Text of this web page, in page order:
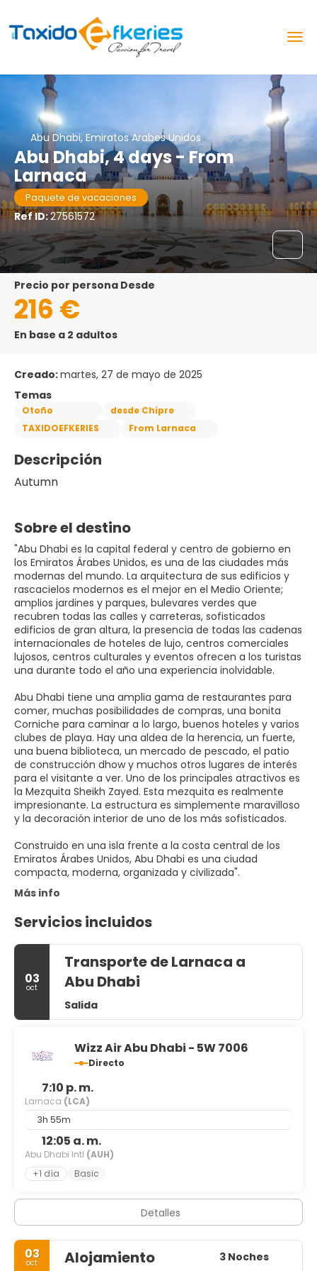
Abu Dhabi, Emiratos Arabes Unidos
Abu Dhabi, 4 days - From
Larnaca
Paquete de vacaciones
Ref ID:27561572
precio por persona Desde
216 €
En base a 2 adultos
Creado:martes, 27 de mayo de 2025
Temas
Otoño
desde Chipre
TAXIDOEFKERIES
From Larnaca
Descripción
Autumn
Sobre el destino
"Abu Dhabi es la capital federal y centro de gobierno en
los Emiratos Árabes Unidos, es una de las ciudades más
modernas del mundo. La arquitectura de sus edificios y
rascacielos modernos es el mejor en el Medio Oriente;
amplios jardines y parques, bulevares verdes que
recubren todas las calles y carreteras, sofisticados
edificios de gran altura, la presencia de todas las cadenas
internacionales de hoteles de lujo, centros comerciales
lujosos, centros culturales y eventos ofrecen a los turistas
una durante todo el año una experiencia inolvidable.
Abu Dhabi tiene una amplia gama de restaurantes para
comer, muchas posibilidades de compras, una bonita
Corniche para caminar a lo largo, buenos hoteles y varios
clubes de playa. Hay una aldea de la herencia, un fuerte,
una buena biblioteca, un mercado de pescado, el patio
de construcción dhow y muchos otros lugares de interés
para el visitante a ver. Uno de los principales atractivos es
la Mezquita Sheikh Zayed. Esta mezquita es realmente
impresionante. La estructura es simplemente maravilloso
y la decoración interior de uno de los más sofisticados.
Construido en una isla frente a la costa central de los
Emiratos Árabes Unidos, Abu Dhabi es una ciudad
Más info
Servicios incluidos
03
oct
Transporte de Larnaca a
Abu Dhabi
Salida
Wizz Air Abu Dhabi - 5W 7006
Directo
7:10 p. m.
Larnaca (LCA)
3h 55m
12:05 a. m.
Abu Dhabi Intl (AUH)
+1 día
Basic
Detalles
03
oct Alojamiento 3 Noches